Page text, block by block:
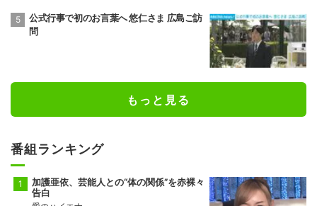
公式行事で初のお言葉へ 悠仁さま 広島ご訪
問
もっと見る
番組ランキング
加護亜依、芸能人との“体の関係”を赤裸々
告白